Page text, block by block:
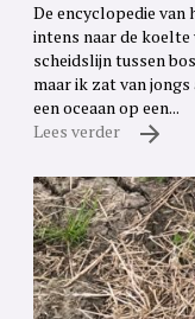
De encyclopedie van
intens naar de koelte
scheidslijn tussen
maar ik zat van
een oceaan op een...
Lees verder